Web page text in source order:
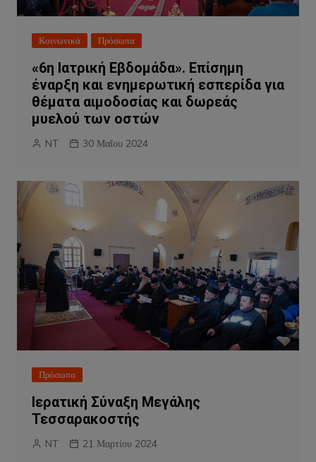
Κοινωνικά Πρόσωπα
«6η Ιατρική Εβδομάδα». Επίσημη
έναρξη και ενημερωτική εσπερίδα για
θέματα αιμοδοσίας και δωρεάς
μυελού των οστών
NT 30 Μαΐου 2024
Πρόσωπα
Ιερατική Σύναξη Μεγάλης
Τεσσαρακοστής
NT 21 Μαρτίου 2024